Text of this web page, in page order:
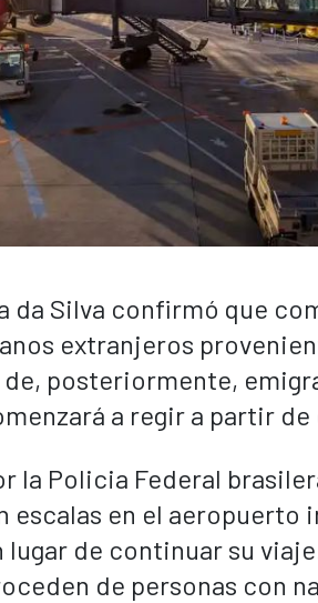
da Silva confirmó que
extranjeros
posteriormente,
a regir a partir de
la Policia Federal
escalas en el aeropuerto
lugar de continuar su
de personas con